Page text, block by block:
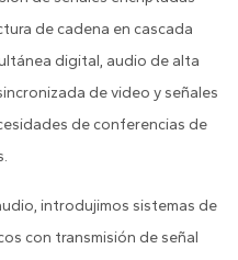
de cadena en cascada
digital, audio de alta
de video y señales
de conferencias de
introdujimos sistemas de
con transmisión de señal